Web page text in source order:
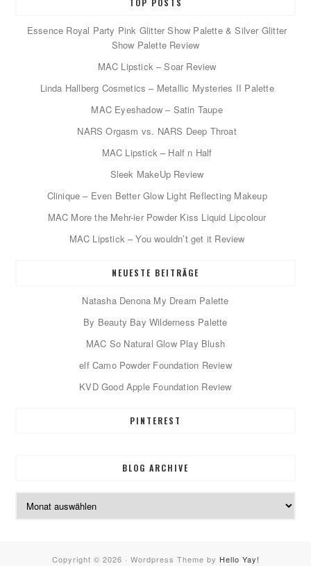
Essence Royal Party Pink Glitter Show Palette & Silver Glitter
Show Palette Review
MAC Lipstick – Soar Review
Linda Hallberg Cosmetics – Metallic Mysteries II Palette
MAC Eyeshadow – Satin Taupe
NARS Orgasm vs. NARS Deep Throat
MAC Lipstick – Half n Half
Sleek MakeUp Review
Clinique – Even Better Glow Light Reflecting Makeup
MAC More the Mehr-ier Powder Kiss Liquid Lipcolour
MAC Lipstick – You wouldn’t get it Review
NEUESTE BEITRÄGE
Natasha Denona My Dream Palette
By Beauty Bay Wilderness Palette
MAC So Natural Glow Play Blush
elf Camo Powder Foundation Review
KVD Good Apple Foundation Review
PINTEREST
BLOG ARCHIVE
Blog
Archive
Copyright © 2026 · Wordpress Theme by Hello Yay!